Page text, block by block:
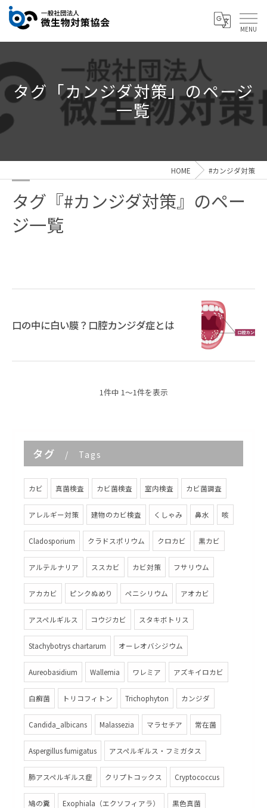
タグ「カンジダ対策」のページ
一覧
HOME #カンジダ対策
タグ『#カンジダ対策』のペー
ジ一覧
口の中に白い膜？口腔カンジダ症とは
1件中 1～1件を表示
タグ Tags
カビ 真菌検査 カビ菌検査 室内検査 カビ菌調査
アレルギー対策 建物のカビ検査 くしゃみ 鼻水 咳
Cladosporium クラドスポリウム クロカビ 黒カビ
アルテルナリア ススカビ カビ対策 フサリウム
アカカビ ピンクぬめり ペニシリウム アオカビ
アスペルギルス コウジカビ スタキボトリス
Stachybotrys chartarum オーレオバシジウム
Aureobasidium Wallemia ワレミア アズキイロカビ
白癬菌 トリコフィトン Trichophyton カンジダ
Candida_albicans Malassezia マラセチア 常在菌
Aspergillus fumigatus アスペルギルス・フミガタス
肺アスペルギルス症 クリプトコックス Cryptococcus
鳩の糞 Exophiala（エクソフィアラ） 黒色真菌